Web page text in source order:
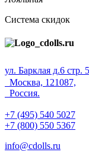
Система скидок
ул. Барклая д.6 стр.
Москва, 121087,
Россия.
+7 (495) 540 5027
+7 (800) 550 5367
info@cdolls.ru